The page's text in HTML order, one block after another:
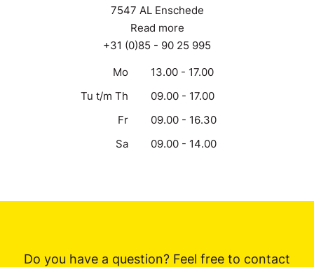
7547 AL Enschede
Read more
+31 (0)85 - 90 25 995
Mo
13.00 - 17.00
Tu t/m Th
09.00 - 17.00
Fr
09.00 - 16.30
Sa
09.00 - 14.00
Do you have a question? Feel free to contact